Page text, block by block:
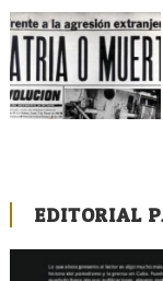
EDITORIAL